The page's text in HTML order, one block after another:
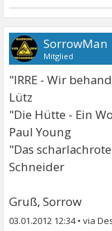
SorrowMan
Mitglied
"IRRE - Wir
Lütz
"Die Hütte - Ein
Paul Young
"Das
Schneider
Gruß, Sorrow
03.01.2012 12:34•